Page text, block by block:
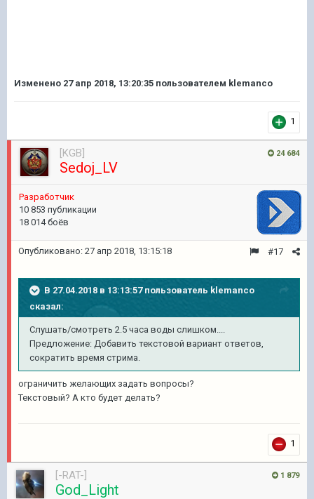
Изменено 27 апр 2018, 13:20:35 пользователем klemanco
1
24 684
[KGB]
Sedoj_LV
Pазработчик
10 853 публикации
18 014 боёв
#17
Опубликовано: 27 апр 2018, 13:15:18
В 27.04.2018 в 13:13:57 пользователь klemanco
сказал:
Слушать/смотреть 2.5 часа воды слишком....
Предложение: Добавить текстовой вариант ответов,
сократить время стрима.
ограничить желающих задать вопросы?
Текстовый? А кто будет делать?
1
1 879
[-RAT-]
God_Light